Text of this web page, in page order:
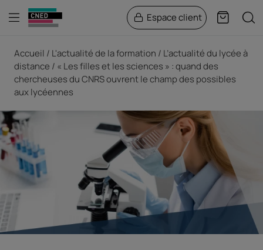
Menu Espace client Panier
Accueil L'actualité de la formation
L’actualité du lycée à
distance
« Les filles et les sciences » : quand des
chercheuses du CNRS ouvrent le champ des possibles
aux lycéennes